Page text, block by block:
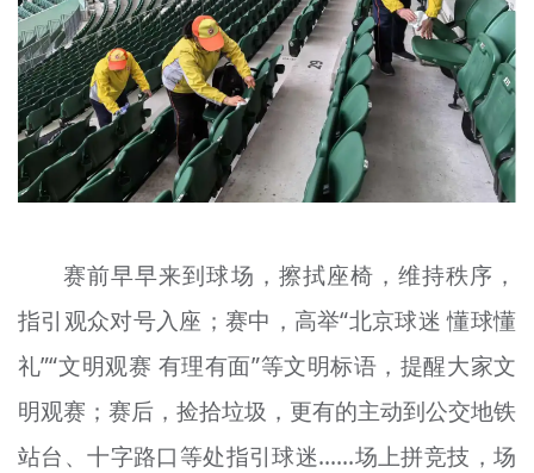
专题
资料库
+
赛前早早来到球场，擦拭座椅，维持秩序，
指引观众对号入座；赛中，高举“北京球迷 懂球懂
礼”“文明观赛 有理有面”等文明标语，提醒大家文
明观赛；赛后，捡拾垃圾，更有的主动到公交地铁
站台、十字路口等处指引球迷……场上拼竞技，场